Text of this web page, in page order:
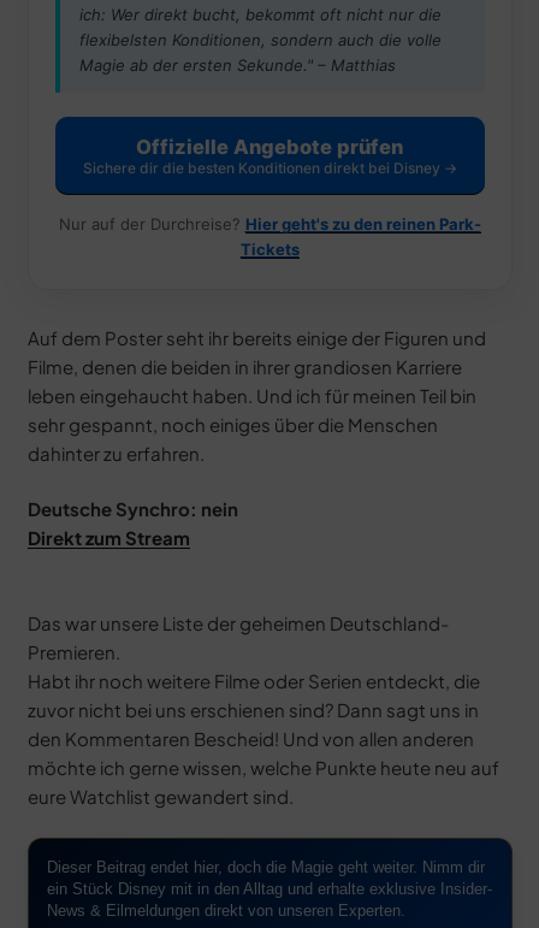
ich: Wer direkt bucht, bekommt oft nicht nur die
flexibelsten Konditionen, sondern auch die volle
Magie ab der ersten Sekunde." – Matthias
Offizielle Angebote prüfen
Sichere dir die besten Konditionen direkt bei Disney →
Nur auf der Durchreise? Hier geht's zu den reinen Park-
Tickets
Auf dem Poster seht ihr bereits einige der Figuren und
Filme, denen die beiden in ihrer grandiosen Karriere
leben eingehaucht haben. Und ich für meinen Teil bin
sehr gespannt, noch einiges über die Menschen
dahinter zu erfahren.
Deutsche Synchro: nein
Direkt zum Stream
Das war unsere Liste der geheimen Deutschland-
Premieren.
Habt ihr noch weitere Filme oder Serien entdeckt, die
zuvor nicht bei uns erschienen sind? Dann sagt uns in
den Kommentaren Bescheid! Und von allen anderen
möchte ich gerne wissen, welche Punkte heute neu auf
eure Watchlist gewandert sind.
Dieser Beitrag endet hier, doch die Magie geht weiter. Nimm dir
ein Stück Disney mit in den Alltag und erhalte exklusive Insider-
News & Eilmeldungen direkt von unseren Experten.